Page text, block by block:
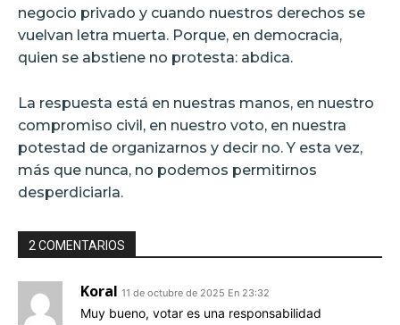
negocio privado y cuando nuestros derechos se
vuelvan letra muerta. Porque, en democracia,
quien se abstiene no protesta: abdica.
La respuesta está en nuestras manos, en nuestro
compromiso civil, en nuestro voto, en nuestra
potestad de organizarnos y decir no. Y esta vez,
más que nunca, no podemos permitirnos
desperdiciarla.
2 COMENTARIOS
Koral 11 de octubre de 2025 En 23:32
Muy bueno, votar es una responsabilidad